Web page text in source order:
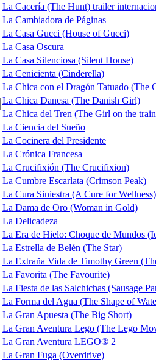
La Cacería (The Hunt) trailer
La Cambiadora de Páginas
La Casa Gucci (House of Gucci)
La Casa Oscura
La Casa Silenciosa (Silent House)
La Cenicienta (Cinderella)
La Chica con el Dragón Tatuado (The
La Chica Danesa (The Danish Girl)
La Chica del Tren (The Girl on the
La Ciencia del Sueño
La Cocinera del Presidente
La Crónica Francesa
La Crucifixión (The Crucifixion)
La Cumbre Escarlata (Crimson Peak)
La Cura Siniestra (A Cure for Wellness)
La Dama de Oro (Woman in Gold)
La Delicadeza
La Era de Hielo: Choque de Mundos
La Estrella de Belén (The Star)
La Extraña Vida de Timothy Green
La Favorita (The Favourite)
La Fiesta de las Salchichas (Sausage
La Forma del Agua (The Shape of
La Gran Apuesta (The Big Short)
La Gran Aventura Lego (The Lego
La Gran Aventura LEGO® 2
La Gran Fuga (Overdrive)